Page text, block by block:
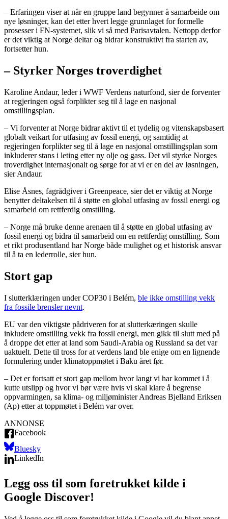
– Erfaringen viser at når en gruppe land begynner å samarbeide om
nye løsninger, kan det etter hvert legge grunnlaget for formelle
prosesser i FN-systemet, slik vi så med Parisavtalen. Nettopp derfor
er det viktig at Norge deltar og bidrar konstruktivt fra starten av,
fortsetter hun.
– Styrker Norges troverdighet
Karoline Andaur, leder i WWF Verdens naturfond, sier de forventer
at regjeringen også forplikter seg til å lage en nasjonal
omstillingsplan.
– Vi forventer at Norge bidrar aktivt til et tydelig og vitenskapsbasert
globalt veikart for utfasing av fossil energi, og samtidig at
regjeringen forplikter seg til å lage en nasjonal omstillingsplan som
inkluderer stans i leting etter ny olje og gass. Det vil styrke Norges
troverdighet internasjonalt og sørge for at vi er en del av løsningen,
sier Andaur.
Elise Åsnes, fagrådgiver i Greenpeace, sier det er viktig at Norge
benytter deltakelsen til å støtte en global utfasing av fossil energi og
samarbeid om rettferdig omstilling.
– Norge må bruke denne arenaen til å støtte en global utfasing av
fossil energi og bidra til samarbeid om en rettferdig omstilling. Som
et rikt produsentland har Norge både mulighet og et historisk ansvar
til å ta en lederrolle, sier hun.
Stort gap
I slutterklæringen under COP30 i Belém, ble ikke omstilling vekk
fra fossile brensler nevnt.
EU var den viktigste pådriveren for at slutterkæringen skulle
inkludere omstilling vekk fra fossil energi, men gikk til slutt med på
å droppe det etter at land som Saudi-Arabia og Russland sa det var
uaktuelt. Dette til tross for at verdens land ble enige om en lignende
formulering under klimatoppmøtet i Baku året før.
– Det er fortsatt et stort gap mellom hvor langt vi har kommet i å
kutte utslipp og hvor vi bør være hvis vi skal klare å begrense
oppvarmingen, sa klima- og miljøminister Andreas Bjelland Eriksen
(Ap) etter at toppmøtet i Belém var over.
ANNONSE
Facebook
Bluesky
LinkedIn
Legg oss til som foretrukket kilde i
Google Discover!